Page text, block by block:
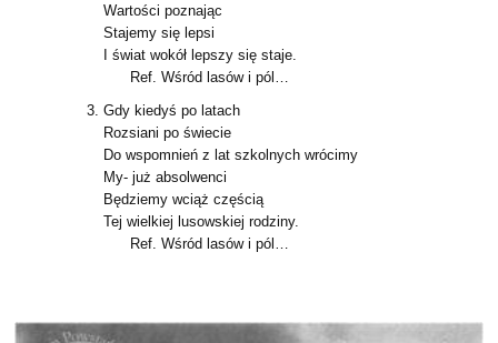
Wartości poznając
Stajemy się lepsi
I świat wokół lepszy się staje.
Ref. Wśród lasów i pól…
Gdy kiedyś po latach
Rozsiani po świecie
Do wspomnień z lat szkolnych wrócimy
My- już absolwenci
Będziemy wciąż częścią
Tej wielkiej lusowskiej rodziny.
Ref. Wśród lasów i pól…